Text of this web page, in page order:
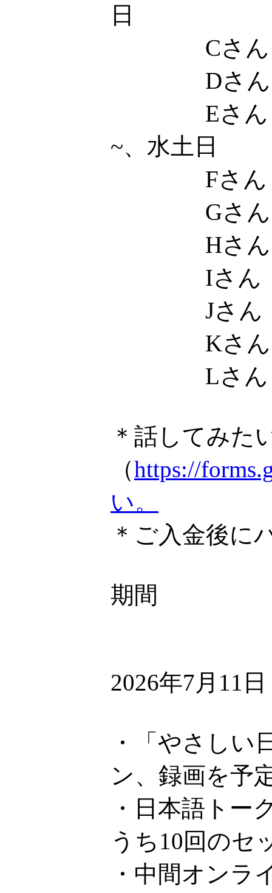
日
Cさ
Dさん
Eさん
~、水土日
Fさん
Gさ
Hさん
Iさん
Jさん
Kさん
Lさん
＊話してみた
（https://
い。
＊ご入金後に
期間
2026年7月11
・「やさしい
ン、録画を予
・日本語トー
うち10回のセ
・中間オンラ